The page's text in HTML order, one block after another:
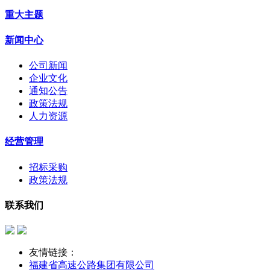
重大主题
新闻中心
公司新闻
企业文化
通知公告
政策法规
人力资源
经营管理
招标采购
政策法规
联系我们
友情链接：
福建省高速公路集团有限公司